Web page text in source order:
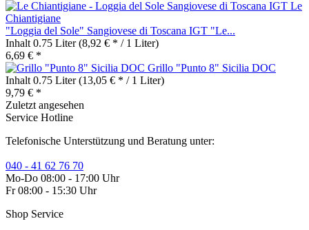
"Loggia del Sole" Sangiovese di Toscana IGT "Le...
Inhalt 0.75 Liter(8,92 € * / 1 Liter)
6,69 € *
Grillo "Punto 8" Sicilia DOC
Inhalt 0.75 Liter(13,05 € * / 1 Liter)
9,79 € *
Zuletzt angesehen
Service Hotline
Telefonische Unterstützung und Beratung unter:
040 - 41 62 76 70
Mo-Do 08:00 - 17:00 Uhr
Fr 08:00 - 15:30 Uhr
Shop Service